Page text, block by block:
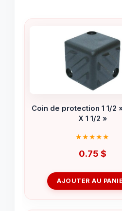
Coin de protection 1 1/2
X 1 1/2 »
0.75 $
AJOUTER AU